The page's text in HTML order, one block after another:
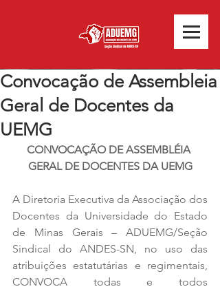
Convocação de Assembleia
Geral de Docentes da
UEMG
CONVOCAÇÃO DE ASSEMBLÉIA
GERAL DE DOCENTES DA UEMG
A Diretoria Executiva da Associação dos
Docentes da Universidade do Estado
de Minas Gerais – ADUEMG/Seção
Sindical do ANDES-SN, no uso das
atribuições estatutárias e regimentais,
CONVOCA todas e todos